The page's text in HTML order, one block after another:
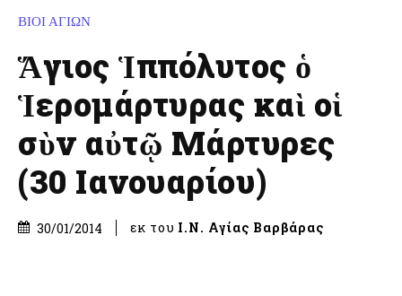
ΒΙΟΙ ΑΓΙΩΝ
Ἅγιος Ἱππόλυτος ὁ
Ἱερομάρτυρας καὶ οἱ
σὺν αὐτῷ Μάρτυρες
(30 Ιανουαρίου)
30/01/2014 εκ του Ι.Ν. Αγίας Βαρβάρας